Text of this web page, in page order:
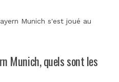
Munich s'est joué au
Munich, quels sont les